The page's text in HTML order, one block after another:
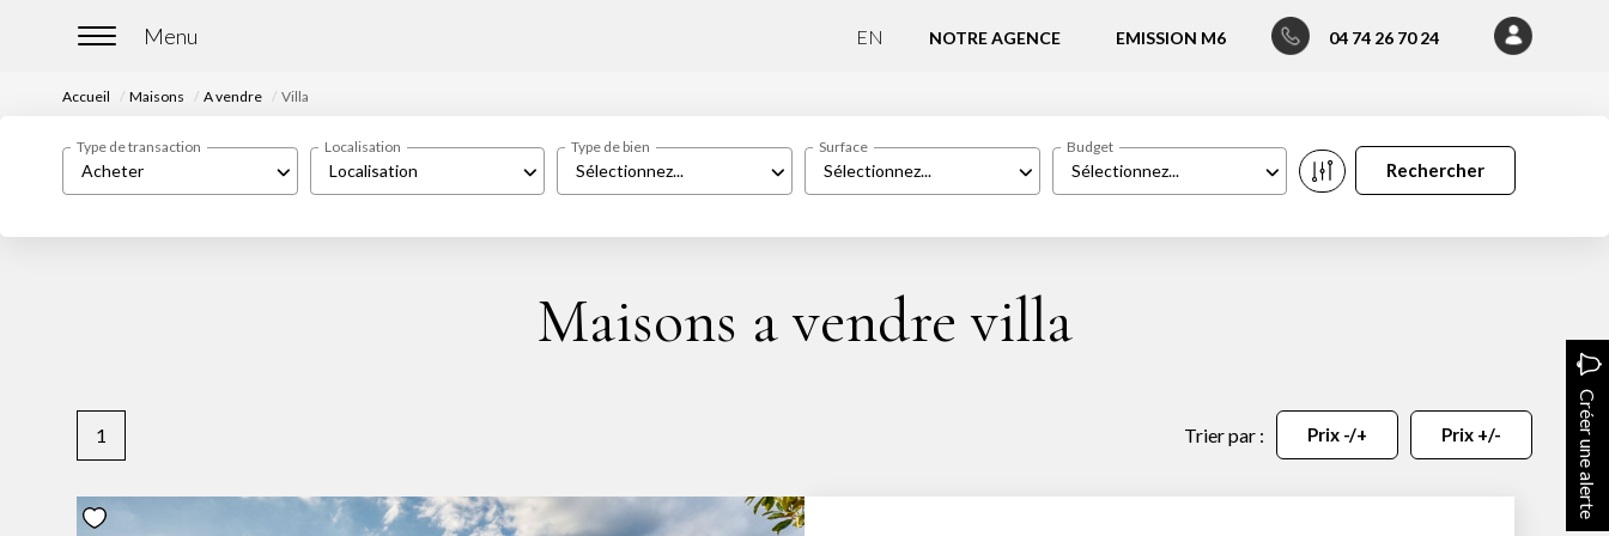
04 74 26 70 24
NOTRE AGENCE EMISSION M6
EN
Accueil Maisons A vendre Villa
Acheter
Type de transaction
Localisation
Localisation
Sélectionnez...
Type de bien
Sélectionnez...
Surface
Sélectionnez...
Budget
Maisons a vendre villa
Créer une alerte
1 Trier par : Prix -/+ Prix +/-